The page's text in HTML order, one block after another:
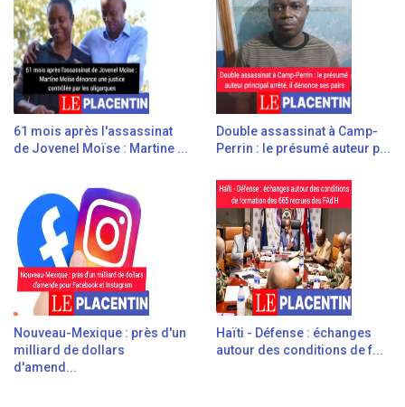
61 mois après l'assassinat
de Jovenel Moïse : Martine ...
Double assassinat à Camp-
Perrin : le présumé auteur p...
Nouveau-Mexique : près d'un
milliard de dollars
d'amend...
Haïti - Défense : échanges
autour des conditions de f...